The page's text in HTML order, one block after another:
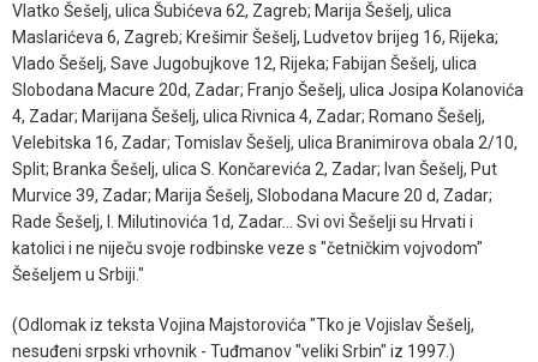
Vlatko Šešelj, ulica Šubićeva 62, Zagreb; Marija Šešelj, ulica
Maslarićeva 6, Zagreb; Krešimir Šešelj, Ludvetov brijeg 16, Rijeka;
Vlado Šešelj, Save Jugobujkove 12, Rijeka; Fabijan Šešelj, ulica
Slobodana Macure 20d, Zadar; Franjo Šešelj, ulica Josipa Kolanovića
4, Zadar; Marijana Šešelj, ulica Rivnica 4, Zadar; Romano Šešelj,
Velebitska 16, Zadar; Tomislav Šešelj, ulica Branimirova obala 2/10,
Split; Branka Šešelj, ulica S. Končarevića 2, Zadar; Ivan Šešelj, Put
Murvice 39, Zadar; Marija Šešelj, Slobodana Macure 20 d, Zadar;
Rade Šešelj, I. Milutinovića 1d, Zadar... Svi ovi Šešelji su Hrvati i
katolici i ne niječu svoje rodbinske veze s "četničkim vojvodom"
Šešeljem u Srbiji."
(Odlomak iz teksta Vojina Majstorovića "Tko je Vojislav Šešelj,
nesuđeni srpski vrhovnik - Tuđmanov "veliki Srbin" iz 1997.)